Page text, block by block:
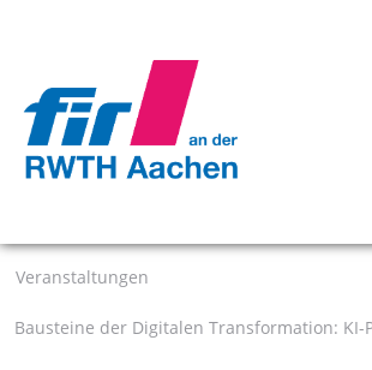
Veranstaltungen
Bausteine der Digitalen Transformation: